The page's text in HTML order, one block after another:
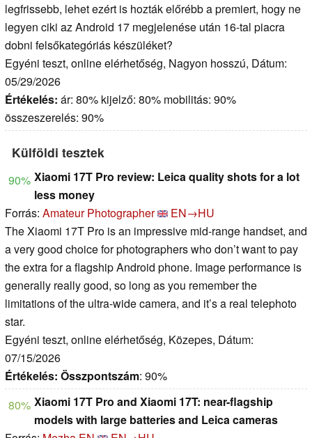
legfrissebb, lehet ezért is hozták előrébb a premiert, hogy ne
legyen ciki az Android 17 megjelenése után 16-tal piacra
dobni felsőkategóriás készüléket?
Egyéni teszt, online elérhetőség, Nagyon hosszú, Dátum:
05/29/2026
Értékelés: ár: 80% kijelző: 80% mobilitás: 90%
összeszerelés: 90%
Külföldi tesztek
90% Xiaomi 17T Pro review: Leica quality shots for a lot
less money
Forrás: Amateur Photographer
EN→HU
The Xiaomi 17T Pro is an impressive mid-range handset, and
a very good choice for photographers who don’t want to pay
the extra for a flagship Android phone. Image performance is
generally really good, so long as you remember the
limitations of the ultra-wide camera, and it’s a real telephoto
star.
Egyéni teszt, online elérhetőség, Közepes, Dátum:
07/15/2026
Értékelés: Összpontszám: 90%
80% Xiaomi 17T Pro and Xiaomi 17T: near-flagship
models with large batteries and Leica cameras